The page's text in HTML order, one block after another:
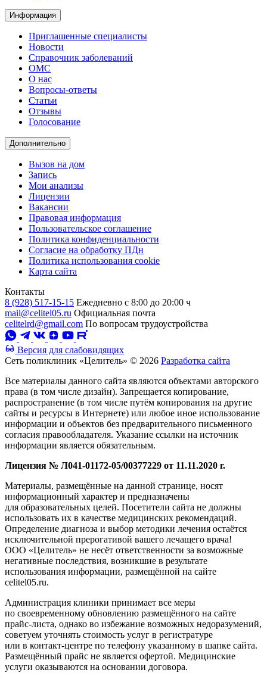
Информация
Приглашенные специалисты
Новости
Справочник заболеваний
ОМС
О нас
Вопросы-ответы
Статьи
Отзывы
Голосование
Дополнительно
Вызов на дом
Запись
Мои анализы
Лицензии
Вакансии
Правовая информация
Пользовательское соглашение
Политика конфиденциальности
Согласие на обработку ПДн
Политика использования cookie
Карта сайта
Контакты
8 (928) 517-15-15 Ежедневно с 8:00 до 20:00 ч
mail@celitel05.ru Официальная почта
celitelrd@gmail.com По вопросам трудоустройства
Версия для слабовидящих
Сеть поликлиник «Целитель» © 2026 Разработка сайта
Все материалы данного сайта являются объектами авторского
права (в том числе дизайн). Запрещается копирование,
распространение (в том числе путём копирования на другие
сайты и ресурсы в Интернете) или любое иное использование
информации и объектов без предварительного письменного
согласия правообладателя. Указание ссылки на источник
информации является обязательным.
Лицензия № Л041-01172-05/00377229 от 11.11.2020 г.
Материалы, размещённые на данной странице, носят
информационный характер и предназначены
для образовательных целей. Посетители сайта не должны
использовать их в качестве медицинских рекомендаций.
Определение диагноза и выбор методики лечения остаётся
исключительной прерогативой вашего лечащего врача!
ООО «Целитель» не несёт ответственности за возможные
негативные последствия, возникшие в результате
использования информации, размещённой на сайте
celitel05.ru.
Администрация клиники принимает все меры
по своевременному обновлению размещённого на сайте
прайс-листа, однако во избежание возможных недоразумений,
советуем уточнять стоимость услуг в регистратуре
или в контакт-центре по телефону указанному в шапке сайта.
Размещённый прайс не является офертой. Медицинские
услуги оказываются на основании договора.